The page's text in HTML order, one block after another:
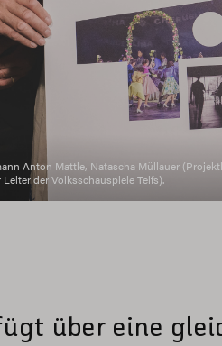
Anton Mattle, Natascha Müllauer
der Volksschauspiele Telfs).
über eine